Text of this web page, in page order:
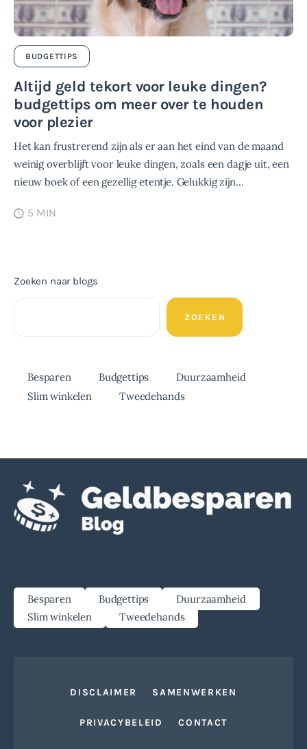
BUDGETTIPS
Altijd geld tekort voor leuke dingen?
budgettips om meer over te houden
voor plezier
Het kan frustrerend zijn als er aan het eind van de maand
weinig overblijft voor leuke dingen, zoals een dagje uit, een
nieuw boek of een gezellig etentje. Gelukkig zijn…
5 MIN
Zoeken naar blogs
ZOEKEN
Besparen Budgettips
Duurzaamheid
Slim winkelen
Tweedehands
Besparen Budgettips
Duurzaamheid
Slim winkelen
Tweedehands
DISCLAIMER SAMENWERKEN
PRIVACYBELEID CONTACT